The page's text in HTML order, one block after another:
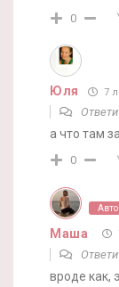
0
Юля 7
а что там
0
Маша
вроде как,